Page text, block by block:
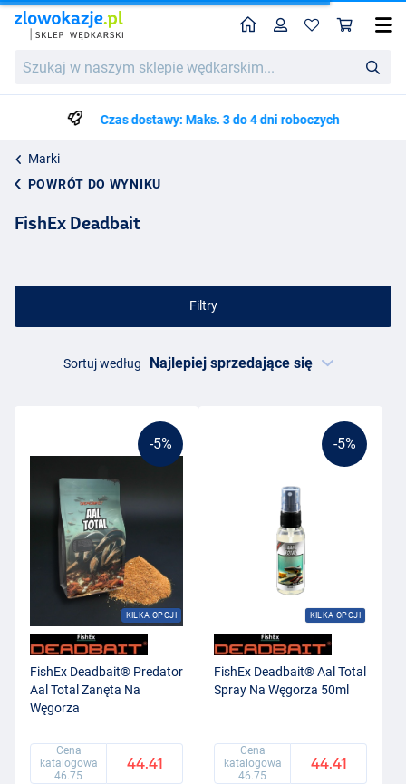
w
wędkarskim...
HomeProfil
Czas dostawy: Maks. 3 do 4 dni roboczych
Marki
POWRÓT DO WYNIKU
FishEx Deadbait
Filtry
Sortuj według
-5%
KILKA OPCJI
FishEx Deadbait® Predator
Aal Total Zanęta Na
Węgorza
Cena
katalogowa
46.75
44.41
-5%
KILKA OPCJI
FishEx Deadbait® Aal Total
Spray Na Węgorza 50ml
Cena
katalogowa
46.75
44.41